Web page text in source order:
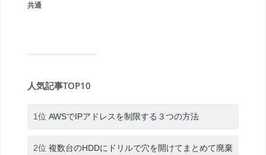
共通
人気記事TOP10
1位 AWSでIPアドレスを制限する３つの方法
2位 複数台のHDDにドリルで穴を開けてまとめて廃棄